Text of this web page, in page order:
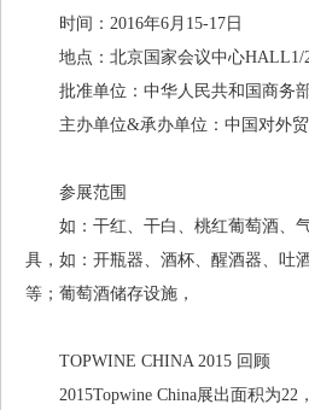
时间：2016年6月15-17日
地点：北京国家会议中心HALL1/
批准单位：中华人民共和国商务
主办单位&承办单位：中国对外贸
参展范围
如：干红、干白、桃红葡萄酒、气
具，如：开瓶器、酒杯、醒酒器、吐
等；葡萄酒储存设施，
TOPWINE CHINA 2015 回顾
2015Topwine China展出面积为22